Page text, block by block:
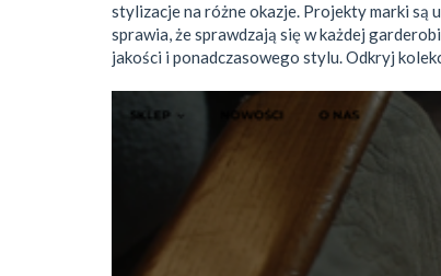
stylizacje na różne okazje. Projekty marki są
sprawia, że sprawdzają się w każdej
jakości i ponadczasowego stylu. Odkryj